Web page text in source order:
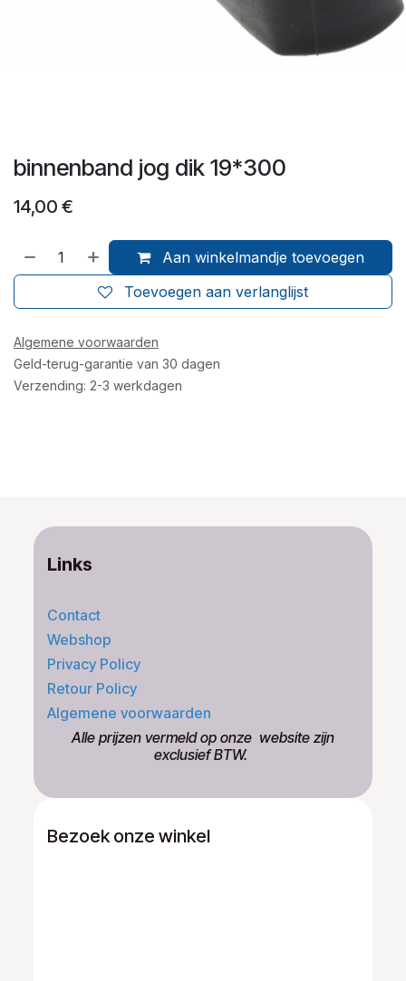
binnenband jog dik 19*300
14,00 €
Aan winkelmandje toevoegen
Toevoegen aan verlanglijst
Algemene voorwaarden
Geld-terug-garantie van 30 dagen
Verzending: 2-3 werkdagen
Links
Contact
Webshop
Privacy Policy
Retour Policy
Algemene voorwaarden
​Alle prijzen vermeld op onze ​website zijn
exclusief BTW.
Bezoek onze winkel